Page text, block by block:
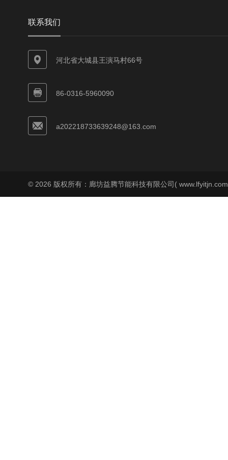
联系我们
河北省大城县王演马村66号
86-0316-5960090
a202218733639248@163.com
© 2026 版权所有：廊坊益腾节能科技有限公司(